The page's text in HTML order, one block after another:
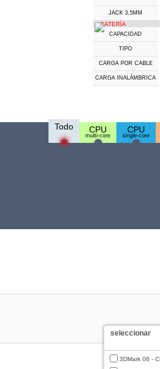
JACK 3,5MM
BATERÍA
CAPACIDAD
TIPO
CARGA POR CABLE
CARGA INALÁMBRICA
Todo CPU
multi-core
CPU
single-core
seleccionar
3DMark 06 -